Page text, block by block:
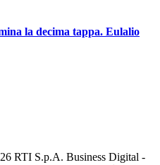
la decima tappa. Eulalio
RTI S.p.A. Business Digital -